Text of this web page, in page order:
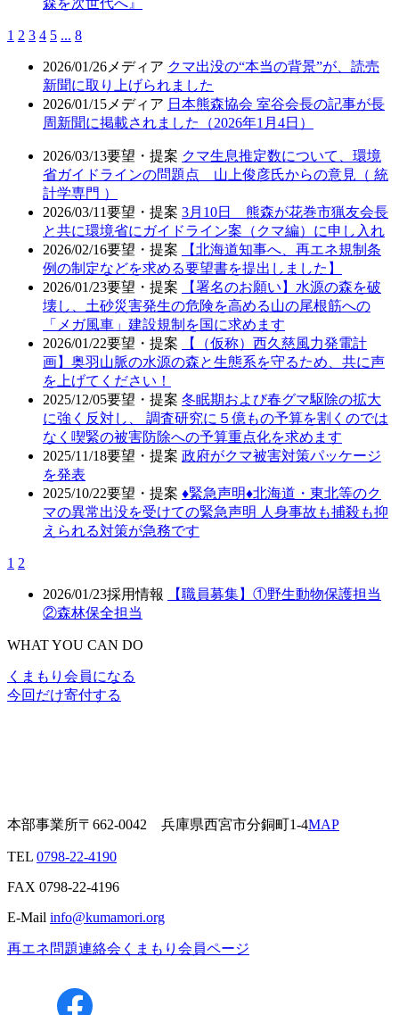
1 2 3 4 5 ... 8
2026/01/26 メディア クマ出没の“本当の背景”が、読売
新聞に取り上げられました
2026/01/15 メディア 日本熊森協会 室谷会長の記事が長
周新聞に掲載されました（2026年1月4日）
2026/03/13要望・提案 クマ生息推定数について、環境
省ガイドラインの問題点 山上俊彦氏からの意見（ 統
計学専門 ）
2026/03/11要望・提案 3月10日 熊森が花巻市猟友会長
と共に環境省にガイドライン案（クマ編）に申し入れ
2026/02/16要望・提案
【北海道知事へ、再エネ規制条
例の制定などを求める要望書を提出しました】
2026/01/23要望・提案
【署名のお願い】水源の森を破
壊し、土砂災害発生の危険を高める山の尾根筋への
「メガ風車」建設規制を国に求めます
2026/01/22要望・提案
【（仮称）西久慈風力発電計
画】奥羽山脈の水源の森と生態系を守るため、共に声
を上げてください！
2025/12/05要望・提案 冬眠期および春グマ駆除の拡大
に強く反対し、 調査研究に５億もの予算を割くのでは
なく喫緊の被害防除への予算重点化を求めます
2025/11/18要望・提案 政府がクマ被害対策パッケージ
を発表
2025/10/22要望・提案 ♦️緊急声明♦️北海道・東北等のク
マの異常出没を受けての緊急声明 人身事故も捕殺も抑
えられる対策が急務です
1 2
2026/01/23採用情報
【職員募集】①野生動物保護担当
②森林保全担当
WHAT YOU CAN DO
くまもり会員になる
今回だけ寄付する
本部事業所〒662-0042 兵庫県西宮市分銅町1-4MAP
TEL 0798-22-4190
FAX 0798-22-4196
E-Mail info@kumamori.org
再エネ問題連絡会 くまもり会員ページ